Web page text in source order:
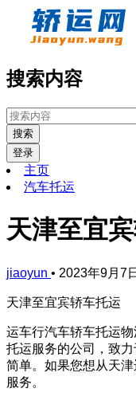
搜索内容
搜索
登录
主页
汽车托运
天津至宜
jiaoyun • 2023年9月7
天津至宜宾轿车托运
运车行汽车轿车托运
托运服务的公司，致
简单。如果您想从天
服务。